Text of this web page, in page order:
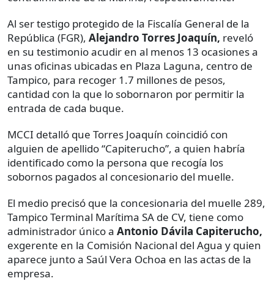
Al ser testigo protegido de la Fiscalía General de la
República (FGR), Alejandro Torres Joaquín, reveló
en su testimonio acudir en al menos 13 ocasiones a
unas oficinas ubicadas en Plaza Laguna, centro de
Tampico, para recoger 1.7 millones de pesos,
cantidad con la que lo sobornaron por permitir la
entrada de cada buque.
MCCI detalló que Torres Joaquín coincidió con
alguien de apellido “Capiterucho”, a quien habría
identificado como la persona que recogía los
sobornos pagados al concesionario del muelle.
El medio precisó que la concesionaria del muelle 289,
Tampico Terminal Marítima SA de CV, tiene como
administrador único a Antonio Dávila Capiterucho,
exgerente en la Comisión Nacional del Agua y quien
aparece junto a Saúl Vera Ochoa en las actas de la
empresa.